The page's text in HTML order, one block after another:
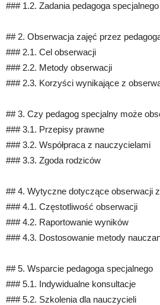
### 1.2. Zadania pedagoga specjalnego
## 2. Obserwacja zajęć przez
### 2.1. Cel obserwacji
### 2.2. Metody obserwacji
### 2.3. Korzyści wynikające z
## 3. Czy pedagog specjalny może
### 3.1. Przepisy prawne
### 3.2. Współpraca z nauczycielami
### 3.3. Zgoda rodziców
## 4. Wytyczne dotyczące obserwacji
### 4.1. Częstotliwość obserwacji
### 4.2. Raportowanie wyników
### 4.3. Dostosowanie metody
## 5. Wsparcie pedagoga specjalnego
### 5.1. Indywidualne konsultacje
### 5.2. Szkolenia dla nauczycieli